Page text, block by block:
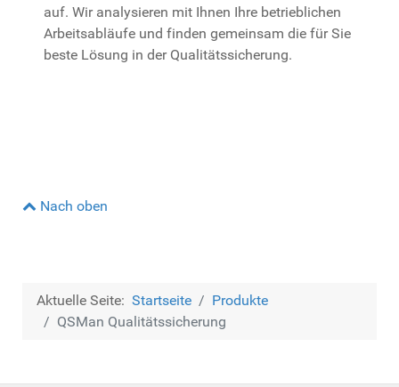
auf. Wir analysieren mit Ihnen Ihre betrieblichen
Arbeitsabläufe und finden gemeinsam die für Sie
beste Lösung in der Qualitätssicherung.
Nach oben
Aktuelle Seite: Startseite
Produkte
QSMan Qualitätssicherung